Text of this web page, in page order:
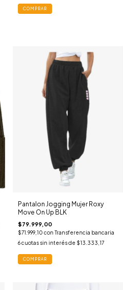
COMPRAR
Pantalon Jogging Mujer Roxy
Move On Up BLK
$79.999,00
$71.999,10 con Transferencia bancaria
6 cuotas sin interés de $13.333,17
COMPRAR